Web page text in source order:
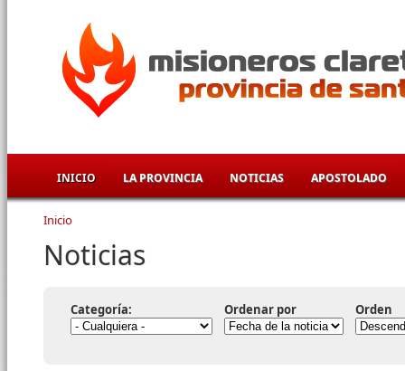
INICIO LA PROVINCIA NOTICIAS APOSTOLADO
Se encuentra usted aquí
Inicio
Noticias
Categoría: Ordenar por Orden